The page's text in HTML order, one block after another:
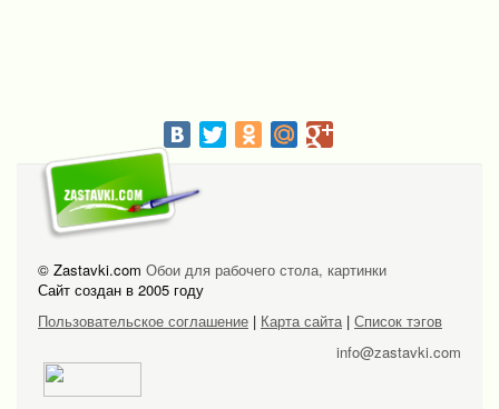
© Zastavki.com Обои для рабочего стола, картинки
Сайт создан в 2005 году
Пользовательское соглашение | Карта сайта| Список тэгов
info@zastavki.com